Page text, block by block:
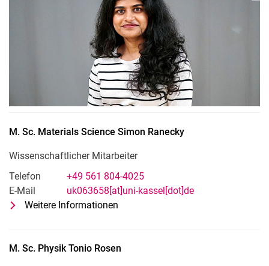
M. Sc. Materials Science Simon Ranecky
Wissenschaftlicher Mitarbeiter
Telefon
+49 561 804-4025
E-Mail
uk063658[at]uni-kassel[dot]de
Weitere Informationen
M. Sc. PhysikTonio Rosen